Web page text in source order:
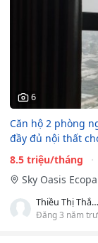
6
Căn hộ 2 phòng
đầy đủ nội thất
8.5 triệu/tháng
Sky Oasis
Thiều Thị Thắm
Đăng 3 năm